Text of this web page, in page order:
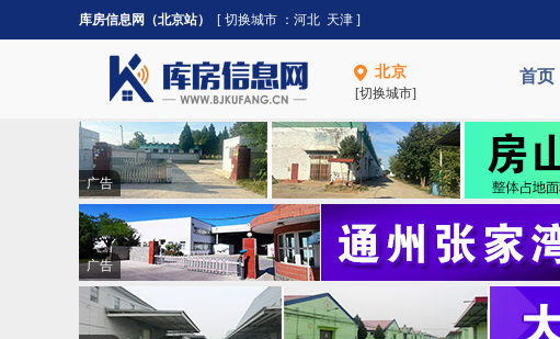
库房信息网（北京站） [ 切换城市 ： 河北 天津 ]
北京
[切换城市]
首页
广告
广告